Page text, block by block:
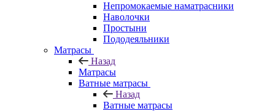
Непромокаемые наматрасники
Наволочки
Простыни
Пододеяльники
Матрасы
Назад
Матрасы
Ватные матрасы
Назад
Ватные матрасы